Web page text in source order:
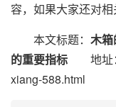
容，如果大家还对
本文标题： 木
的重要指标 地址：
xiang-588.html